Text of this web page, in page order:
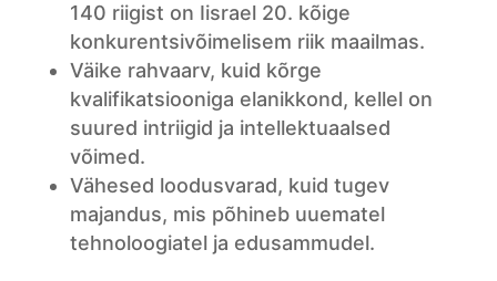
140 riigist on Iisrael 20. kõige
konkurentsivõimelisem riik maailmas.
Väike rahvaarv, kuid kõrge
kvalifikatsiooniga elanikkond, kellel on
suured intriigid ja intellektuaalsed
võimed.
Vähesed loodusvarad, kuid tugev
majandus, mis põhineb uuematel
tehnoloogiatel ja edusammudel.